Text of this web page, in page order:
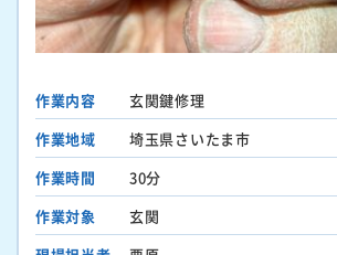
作業内容
玄関鍵修理
作業地域
埼玉県さいたま市
作業時間
30分
作業対象
玄関